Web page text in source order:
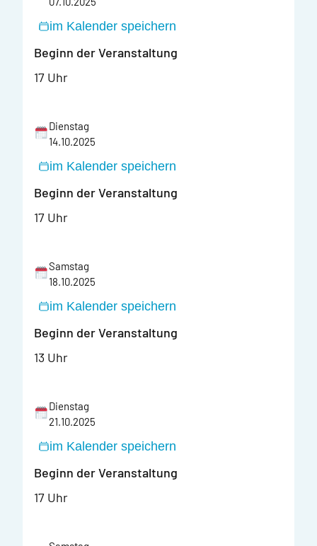
im Kalender speichern
Beginn der Veranstaltung
17 Uhr
Dienstag
14.10.2025
im Kalender speichern
Beginn der Veranstaltung
17 Uhr
Samstag
18.10.2025
im Kalender speichern
Beginn der Veranstaltung
13 Uhr
Dienstag
21.10.2025
im Kalender speichern
Beginn der Veranstaltung
17 Uhr